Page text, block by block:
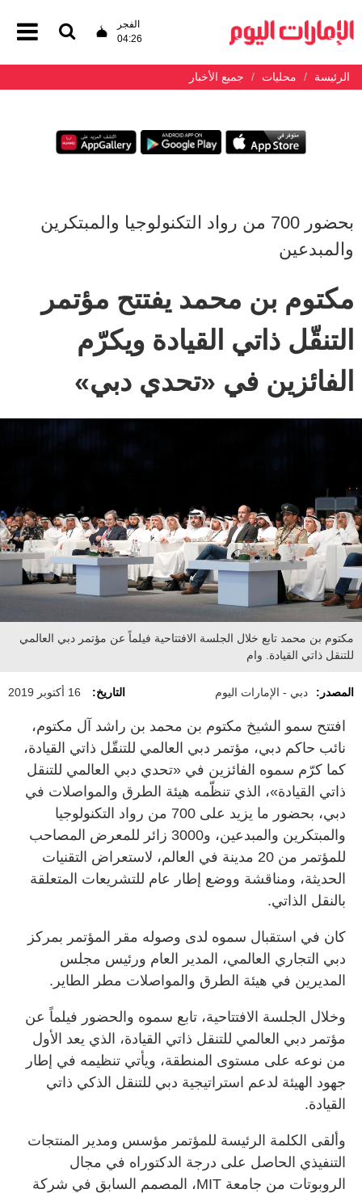
الفجر
04:26
الرئيسة محليات جميع الأخبار
بحضور 700 من رواد التكنولوجيا والمبتكرين
والمبدعين
مكتوم بن محمد يفتتح مؤتمر
التنقّل ذاتي القيادة ويكرّم
الفائزين في «تحدي دبي»
مكتوم بن محمد تابع خلال الجلسة الافتتاحية فيلماً عن مؤتمر دبي العالمي
للتنقل ذاتي القيادة. وام
المصدر: دبي - الإمارات اليوم التاريخ: 16 أكتوبر 2019
افتتح سمو الشيخ مكتوم بن محمد بن راشد آل مكتوم،
نائب حاكم دبي، مؤتمر دبي العالمي للتنقّل ذاتي القيادة،
كما كرّم سموه الفائزين في «تحدي دبي العالمي للتنقل
ذاتي القيادة»، الذي تنظّمه هيئة الطرق والمواصلات في
دبي، بحضور ما يزيد على 700 من رواد التكنولوجيا
والمبتكرين والمبدعين، و3000 زائر للمعرض المصاحب
للمؤتمر من 20 مدينة في العالم، لاستعراض التقنيات
الحديثة، ومناقشة ووضع إطار عام للتشريعات المتعلقة
بالنقل الذاتي.
كان في استقبال سموه لدى وصوله مقر المؤتمر بمركز
دبي التجاري العالمي، المدير العام ورئيس مجلس
المديرين في هيئة الطرق والمواصلات مطر الطاير.
وخلال الجلسة الافتتاحية، تابع سموه والحضور فيلماً عن
مؤتمر دبي العالمي للتنقل ذاتي القيادة، الذي يعد الأول
من نوعه على مستوى المنطقة، ويأتي تنظيمه في إطار
جهود الهيئة لدعم استراتيجية دبي للتنقل الذكي ذاتي
القيادة.
وألقى الكلمة الرئيسة للمؤتمر مؤسس ومدير المنتجات
التنفيذي الحاصل على درجة الدكتوراه في مجال
الروبوتات من جامعة MIT، المصمم السابق في شركة